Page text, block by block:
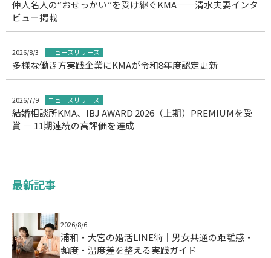
仲人名人の“おせっかい”を受け継ぐKMA——清水夫妻インタ
ビュー掲載
2026/8/3 ニュースリリース
多様な働き方実践企業にKMAが令和8年度認定更新
2026/7/9 ニュースリリース
結婚相談所KMA、IBJ AWARD 2026（上期）PREMIUMを受
賞 ― 11期連続の高評価を達成
最新記事
2026/8/6
浦和・大宮の婚活LINE術｜男女共通の距離感・
頻度・温度差を整える実践ガイド